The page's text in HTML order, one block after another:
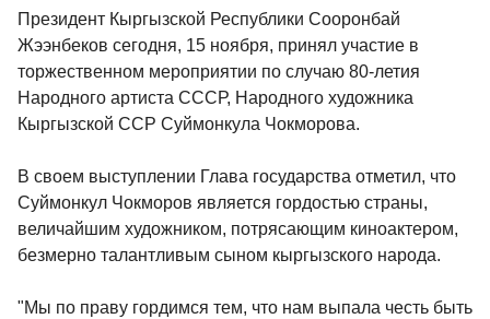
Президент Кыргызской Республики Сооронбай
Жээнбеков сегодня, 15 ноября, принял участие в
торжественном мероприятии по случаю 80-летия
Народного артиста СССР, Народного художника
Кыргызской ССР Суймонкула Чокморова.
В своем выступлении Глава государства отметил, что
Суймонкул Чокморов является гордостью страны,
величайшим художником, потрясающим киноактером,
безмерно талантливым сыном кыргызского народа.
"Мы по праву гордимся тем, что нам выпала честь быть